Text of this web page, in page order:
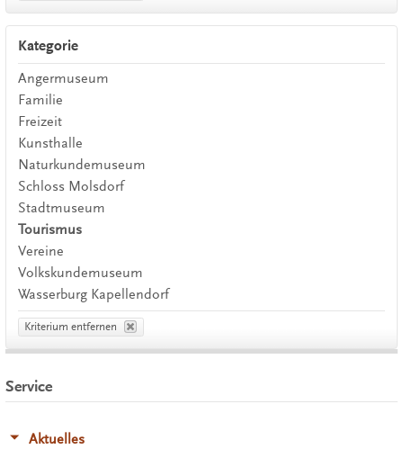
Kategorie
Angermuseum
Familie
Freizeit
Kunsthalle
Naturkundemuseum
Schloss Molsdorf
Stadtmuseum
Tourismus
Vereine
Volkskundemuseum
Wasserburg Kapellendorf
Kriterium entfernen
Service
Aktuelles